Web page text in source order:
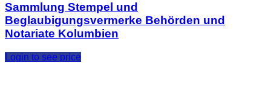
Sammlung Stempel und
Beglaubigungsvermerke Behörden und
Notariate Kolumbien
Login to see price